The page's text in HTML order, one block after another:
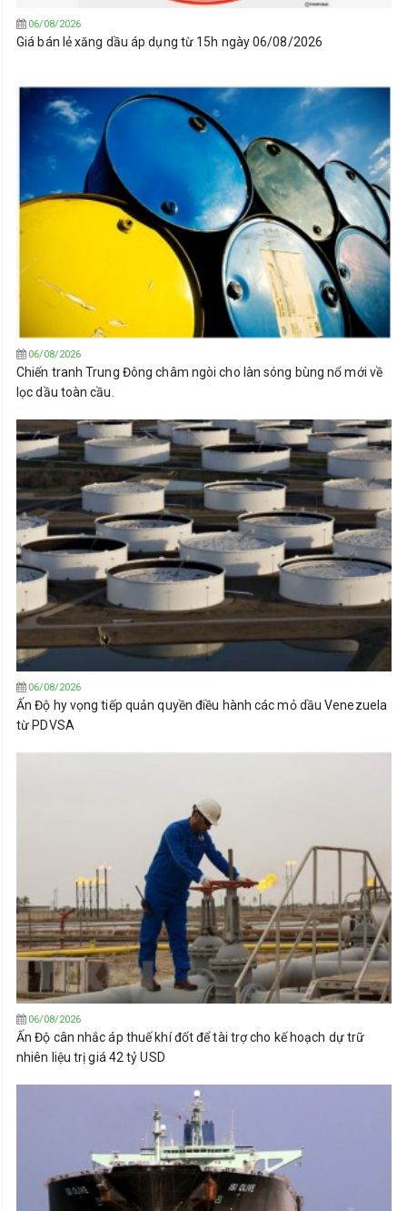
06/08/2026
Giá bán lẻ xăng dầu áp dụng từ 15h ngày 06/08/2026
06/08/2026
Chiến tranh Trung Đông châm ngòi cho làn sóng bùng nổ mới về
lọc dầu toàn cầu.
06/08/2026
Ấn Độ hy vọng tiếp quản quyền điều hành các mỏ dầu Venezuela
từ PDVSA
06/08/2026
Ấn Độ cân nhắc áp thuế khí đốt để tài trợ cho kế hoạch dự trữ
nhiên liệu trị giá 42 tỷ USD